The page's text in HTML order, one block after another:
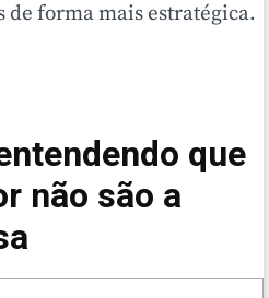
de forma mais estratégica.
que
não são a